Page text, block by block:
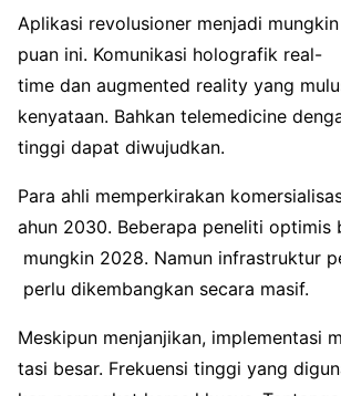
Aplikasi revolusioner menjadi
puan ini. Komunikasi holografik real-
time dan augmented reality yang
kenyataan. Bahkan telemedicine
tinggi dapat diwujudkan.
Para ahli memperkirakan
ahun 2030. Beberapa peneliti optimis
mungkin 2028. Namun infrastruktur
perlu dikembangkan secara masif.
Meskipun menjanjikan, implementasi
tasi besar. Frekuensi tinggi yang